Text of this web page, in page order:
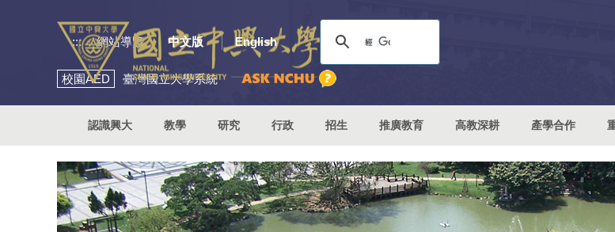
::: 網站導覽 中文版 English
校園AED 臺灣國立大學系統
認識興大 教學 研究 行政 招生 推廣教育 高教深耕 產學合作